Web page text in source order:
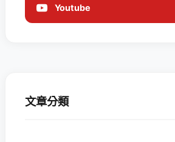
Youtube
文章分類